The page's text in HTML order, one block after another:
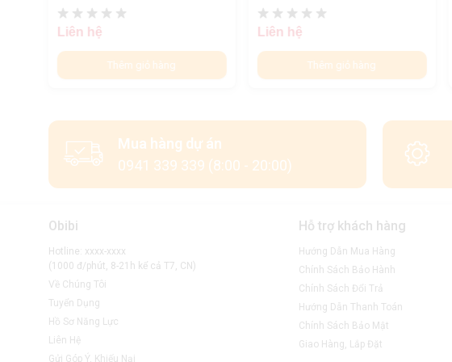
Liên hệ
Thêm giỏ hàng
Liên hệ
Thêm giỏ hàng
Mua hàng dự án
0941 339 339 (8:00 - 20:00)
Obibi
Hotline: xxxx-xxxx
(1000 đ/phút, 8-21h kể cả T7, CN)
Về Chúng Tôi
Tuyển Dụng
Hồ Sơ Năng Lực
Liên Hệ
Gửi Góp Ý, Khiếu Nại
Hỗ trợ khách hàng
Hướng Dẫn Mua Hàng
Chính Sách Bảo Hành
Chính Sách Đổi Trả
Hướng Dẫn Thanh Toán
Chính Sách Bảo Mật
Giao Hàng, Lắp Đặt